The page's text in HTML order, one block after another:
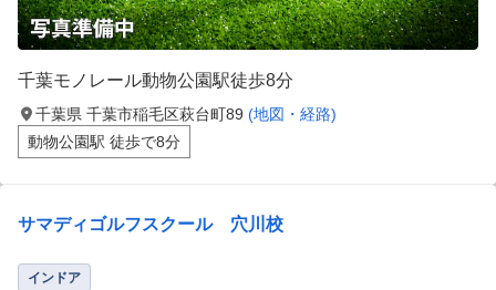
千葉モノレール動物公園駅徒歩8分
千葉県 千葉市稲毛区萩台町89 (地図・経路)
動物公園駅 徒歩で8分
サマディゴルフスクール 穴川校
インドア